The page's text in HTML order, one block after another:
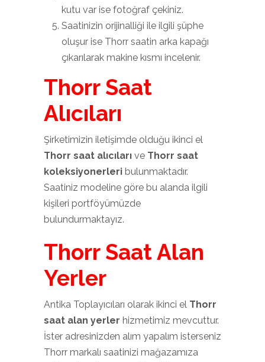
kutu var ise fotoğraf çekiniz.
Saatinizin orijinalliği ile ilgili şüphe
oluşur ise Thorr saatin arka kapağı
çıkarılarak makine kısmı incelenir.
Thorr Saat
Alıcıları
Şirketimizin iletişimde olduğu ikinci el
Thorr saat alıcıları ve Thorr saat
koleksiyonerleri bulunmaktadır.
Saatiniz modeline göre bu alanda ilgili
kişileri portföyümüzde
bulundurmaktayız.
Thorr Saat Alan
Yerler
Antika Toplayıcıları olarak ikinci el Thorr
saat alan yerler hizmetimiz mevcuttur.
İster adresinizden alım yapalım isterseniz
Thorr markalı saatinizi mağazamıza